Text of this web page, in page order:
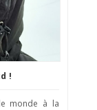
!
monde à la